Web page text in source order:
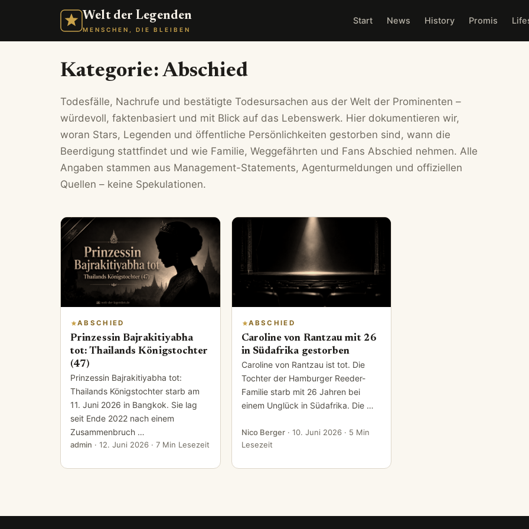
Welt der Legenden
MENSCHEN, DIE BLEIBEN
Start News History Promis
Kategorie: Abschied
Todesfälle, Nachrufe und bestätigte Todesursachen aus der Welt der Prominenten –
würdevoll, faktenbasiert und mit Blick auf das Lebenswerk. Hier dokumentieren wir,
woran Stars, Legenden und öffentliche Persönlichkeiten gestorben sind, wann die
Beerdigung stattfindet und wie Familie, Weggefährten und Fans Abschied nehmen. Alle
Angaben stammen aus Management-Statements, Agenturmeldungen und offiziellen
Quellen – keine Spekulationen.
ABSCHIED
Prinzessin Bajrakitiyabha
tot: Thailands Königstochter
(47)
Prinzessin Bajrakitiyabha tot:
Thailands Königstochter starb am
11. Juni 2026 in Bangkok. Sie lag
seit Ende 2022 nach einem
Zusammenbruch …
admin · 12. Juni 2026 · 7 Min Lesezeit
ABSCHIED
Caroline von Rantzau mit 26
in Südafrika gestorben
Caroline von Rantzau ist tot. Die
Tochter der Hamburger Reeder-
Familie starb mit 26 Jahren bei
einem Unglück in Südafrika. Die …
Nico Berger· 10. Juni 2026· 5 Min
Lesezeit